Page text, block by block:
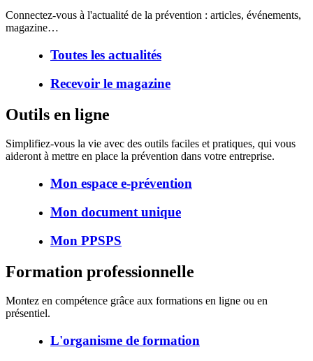
Connectez-vous à l'actualité de la prévention : articles, événements,
magazine…
Toutes les actualités
Recevoir le magazine
Outils en ligne
Simplifiez-vous la vie avec des outils faciles et pratiques, qui vous
aideront à mettre en place la prévention dans votre entreprise.
Mon espace e-prévention
Mon document unique
Mon PPSPS
Formation professionnelle
Montez en compétence grâce aux formations en ligne ou en
présentiel.
L'organisme de formation